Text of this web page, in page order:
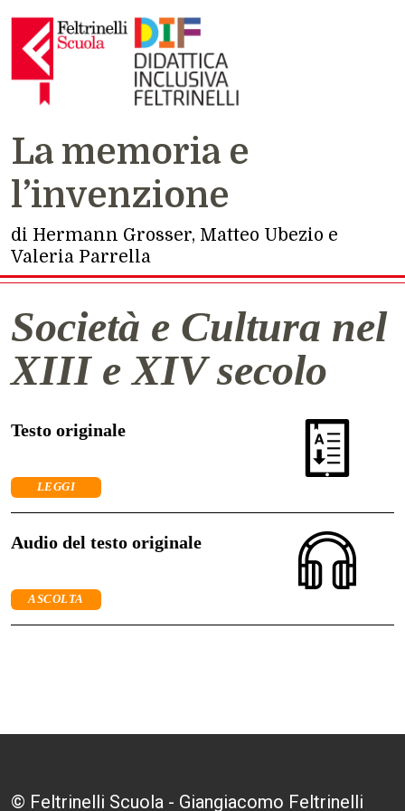
Navigazione principale
La memoria e
l’invenzione
di Hermann Grosser, Matteo Ubezio e
Valeria Parrella
Società e Cultura nel
XIII e XIV secolo
Testo originale
LEGGI
Audio del testo originale
ASCOLTA
© Feltrinelli Scuola - Giangiacomo Feltrinelli